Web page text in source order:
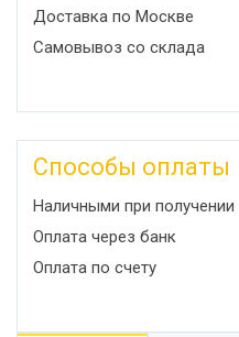
Доставка по Москве
Самовывоз со склада
Способы оплаты
Наличными при получении
Оплата через банк
Оплата по счету